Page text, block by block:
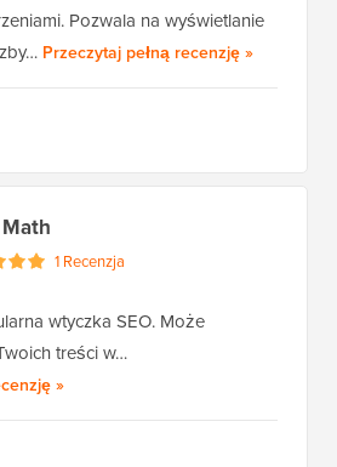
Pozwala na wyświetlanie
Przeczytaj pełną recenzjęThe Events
»
1 Recenzja
wtyczka SEO. Może
treści w…
Rank Math
»